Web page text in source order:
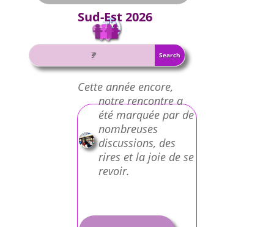
Sud-Est 2026
Cette année encore,
notre rencontre a
été marquée par de
nombreuses
discussions, des
rires et la joie de se
revoir.